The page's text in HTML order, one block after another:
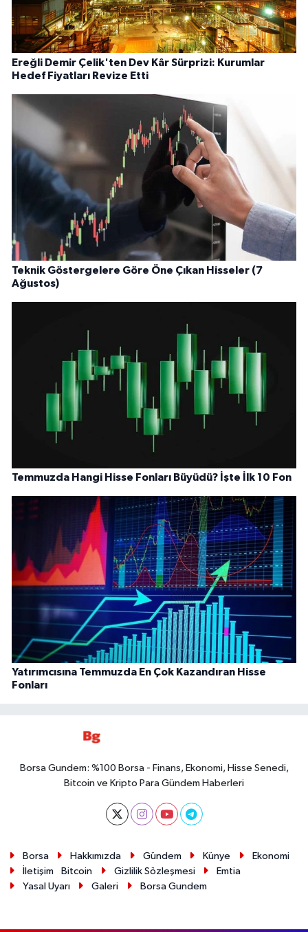
Ereğli Demir Çelik'ten Dev Kâr Sürprizi: Kurumlar
Hedef Fiyatları Revize Etti
Teknik Göstergelere Göre Öne Çıkan Hisseler (7
Ağustos)
Temmuzda Hangi Hisse Fonları Büyüdü? İşte İlk 10 Fon
Yatırımcısına Temmuzda En Çok Kazandıran Hisse
Fonları
Borsa Gundem: %100 Borsa - Finans, Ekonomi, Hisse Senedi,
Bitcoin ve Kripto Para Gündem Haberleri
Borsa Hakkımızda Gündem Künye
Ekonomi
İletişim
Bitcoin Gizlilik Sözleşmesi
Emtia
Yasal Uyarı
Galeri Borsa Gundem